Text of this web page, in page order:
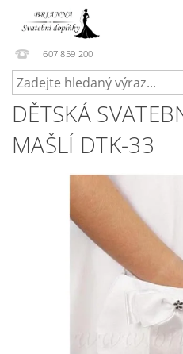
607 859 200
DĚTSKÁ
MAŠLÍ DTK-33